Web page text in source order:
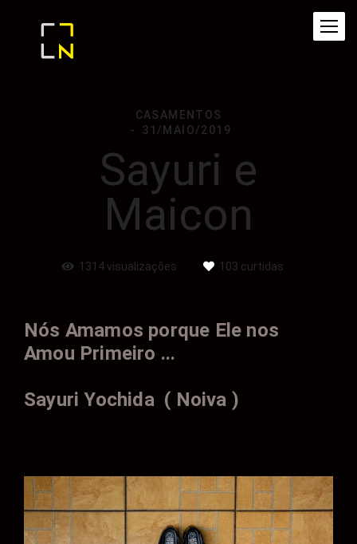
CASAMENTOS
31/MAIO/2019
Sayuri e
Maicon
1314 visualizações 103 curtidas
Nós Amamos porque Ele nos
Amou Primeiro ...
Sayuri Yochida ( Noiva )